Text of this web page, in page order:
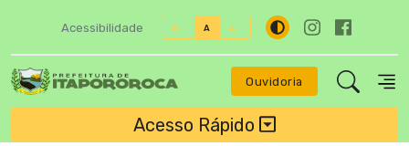
Acessibilidade A+ A A-
Ouvidoria
Acesso Rápido